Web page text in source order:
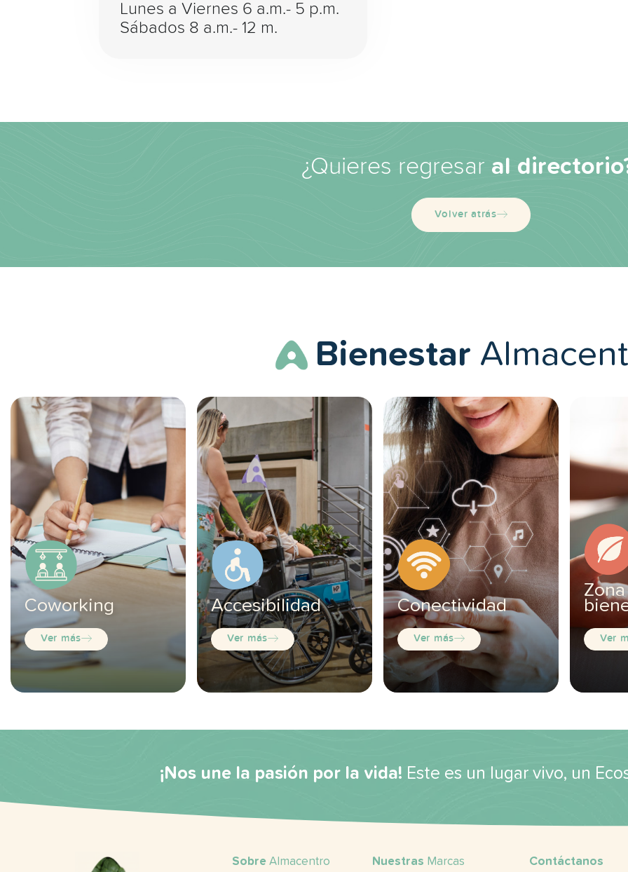
Lunes a Viernes 6 a.m.- 5 p.m.
Sábados 8 a.m.- 12 m.
¿Quieres regresar al
Volver atrás
Bienestar
Coworking
Ver más
Accesibilidad
Ver más
Conectividad
Ver más Ver
¡Nos une la pasión por la vida! Este es un lugar vivo, un
Sobre Almacentro Nuestras Marcas Contáctanos